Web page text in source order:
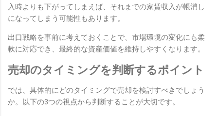
入時よりも下がってしまえば、それまでの家賃収入が帳消し
になってしまう可能性もあります。
出口戦略を事前に考えておくことで、市場環境の変化にも柔
軟に対応でき、最終的な資産価値を維持しやすくなります。
売却のタイミングを判断するポイント
では、具体的にどのタイミングで売却を検討すべきでしょう
か。以下の3つの視点から判断することが大切です。